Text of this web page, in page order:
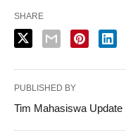
SHARE
PUBLISHED BY
Tim Mahasiswa Update